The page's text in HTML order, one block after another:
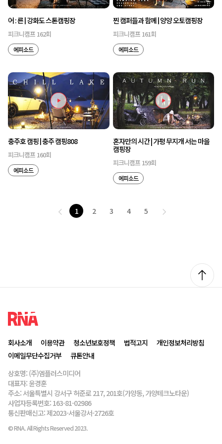
어 : 른 | 강화도 스톤캠핑장
피크니캠프 162회
에피소드
찐 캠퍼들과 함께 | 양양 오토캠핑장
피크니캠프 161회
에피소드
충주호 캠핑 | 충주 캠핑808
피크니캠프 160회
에피소드
혼자만의 시간 | 가평 무지개 서는 마을
캠핑장
피크니캠프 159회
에피소드
1 2 3 4 5
회사소개 이용약관 개인정보처리방침
청소년보호정책
법적고지
이메일무단수집거부
큐톤안내
상호명: (주)엠플러스미디어
대표자: 윤경훈
주소: 서울특별시 강서구 허준로 217, 201호(가양동, 가양테크노타운)
사업자등록번호: 163-81-02986
통신판매신고: 제2023-서울강서-2726호
© RNA. All Rights Reserved 2023.